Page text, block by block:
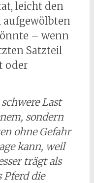
leicht den
aufgewölbten
– wenn
Satzteil
oder
Last
sondern
ohne Gefahr
kann, weil
trägt als
Pferd die